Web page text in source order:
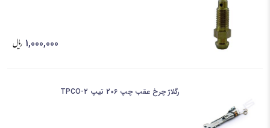
1,000,000
رگلاژ چرخ عقب چپ 206 تیپ 2-TPCO